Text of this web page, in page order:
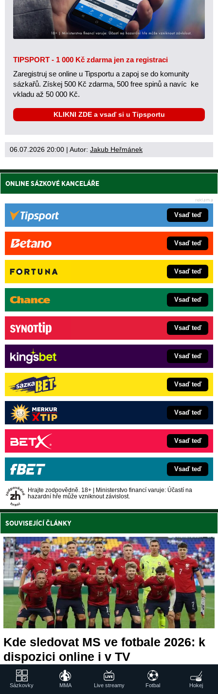
TIPSPORT - 1 000 Kč zdarma jen za registraci
Zaregistruj se online u Tipsportu a zapoj se do komunity
sázkařů. Získej 500 Kč zdarma, 500 free spinů a navíc ke
vkladu až 50 000 Kč.
KLIKNI ZDE a vsaď si u Tipsportu
06.07.2026 20:00 | Autor: Jakub Heřmánek
ONLINE SÁZKOVÉ KANCELÁŘE
Vsaď teď
Vsaď teď
Vsaď teď
Vsaď teď
Vsaď teď
Vsaď teď
Vsaď teď
Vsaď teď
Vsaď teď
Vsaď teď
Hrajte zodpovědně. 18+ | Ministerstvo financí varuje: Účastí na
hazardní hře může vzniknout závislost.
SOUVISEJÍCÍ ČLÁNKY
Kde sledovat MS ve fotbale 2026: k
dispozici online i v TV
Pusťte si všechny zápasy na Mistrovství světa ve fotbale
2026 díky online live streamu zdarma na TV Tipsport. Duely
Sázkovky MMA Live streamy Fotbal Hokej